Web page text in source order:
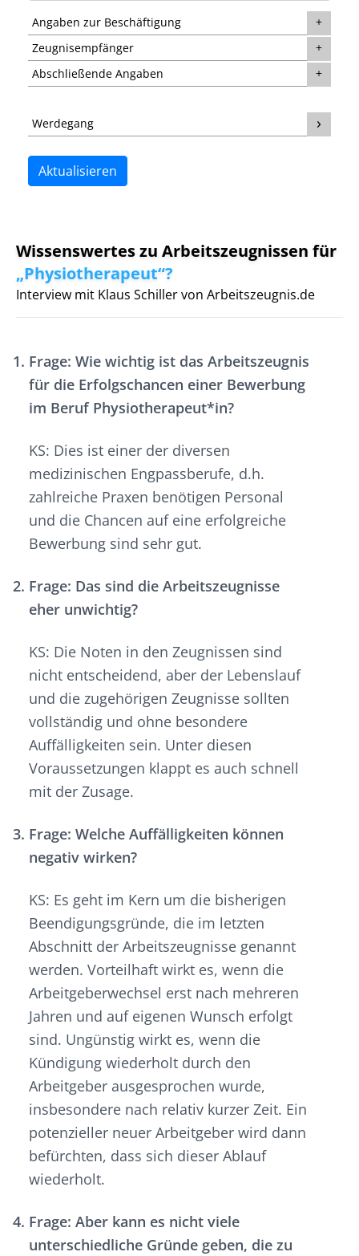
Angaben zur Beschäftigung
Zeugnisempfänger
Abschließende Angaben
Werdegang
Aktualisieren
Wissenswertes zu Arbeitszeugnissen für
„Physiotherapeut“?
Interview mit Klaus Schiller von Arbeitszeugnis.de
Frage: Wie wichtig ist das Arbeitszeugnis
für die Erfolgschancen einer Bewerbung
im Beruf Physiotherapeut*in?
KS: Dies ist einer der diversen
medizinischen Engpassberufe, d.h.
zahlreiche Praxen benötigen Personal
und die Chancen auf eine erfolgreiche
Bewerbung sind sehr gut.
Frage: Das sind die Arbeitszeugnisse
eher unwichtig?
KS: Die Noten in den Zeugnissen sind
nicht entscheidend, aber der Lebenslauf
und die zugehörigen Zeugnisse sollten
vollständig und ohne besondere
Auffälligkeiten sein. Unter diesen
Voraussetzungen klappt es auch schnell
mit der Zusage.
Frage: Welche Auffälligkeiten können
negativ wirken?
KS: Es geht im Kern um die bisherigen
Beendigungsgründe, die im letzten
Abschnitt der Arbeitszeugnisse genannt
werden. Vorteilhaft wirkt es, wenn die
Arbeitgeberwechsel erst nach mehreren
Jahren und auf eigenen Wunsch erfolgt
sind. Ungünstig wirkt es, wenn die
Kündigung wiederholt durch den
Arbeitgeber ausgesprochen wurde,
insbesondere nach relativ kurzer Zeit. Ein
potenzieller neuer Arbeitgeber wird dann
befürchten, dass sich dieser Ablauf
wiederholt.
Frage: Aber kann es nicht viele
unterschiedliche Gründe geben, die zu